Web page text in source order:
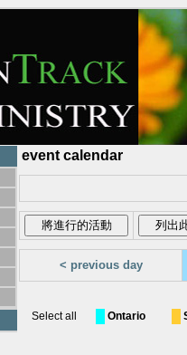
event calendar
< previous day
Select all Ontario